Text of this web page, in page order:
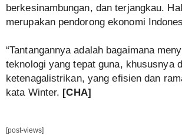
berkesinambungan, dan terjangkau.
merupakan pendorong ekonomi
“Tantangannya adalah bagaimana
teknologi yang tepat guna, khususnya
ketenagalistrikan, yang efisien dan
kata Winter. [CHA]
[post-views]